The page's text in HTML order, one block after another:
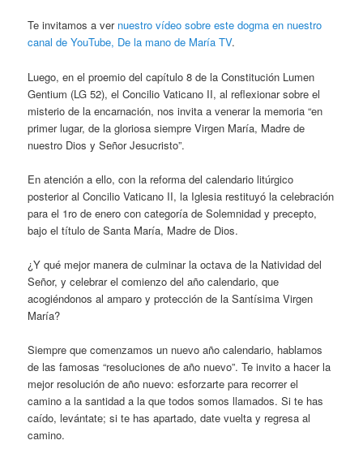
Te invitamos a ver nuestro vídeo sobre este dogma en nuestro
canal de YouTube, De la mano de María TV.
Luego, en el proemio del capítulo 8 de la Constitución Lumen
Gentium (LG 52), el Concilio Vaticano II, al reflexionar sobre el
misterio de la encarnación, nos invita a venerar la memoria “en
primer lugar, de la gloriosa siempre Virgen María, Madre de
nuestro Dios y Señor Jesucristo”.
En atención a ello, con la reforma del calendario litúrgico
posterior al Concilio Vaticano II, la Iglesia restituyó la celebración
para el 1ro de enero con categoría de Solemnidad y precepto,
bajo el título de Santa María, Madre de Dios.
¿Y qué mejor manera de culminar la octava de la Natividad del
Señor, y celebrar el comienzo del año calendario, que
acogiéndonos al amparo y protección de la Santísima Virgen
María?
Siempre que comenzamos un nuevo año calendario, hablamos
de las famosas “resoluciones de año nuevo”. Te invito a hacer la
mejor resolución de año nuevo: esforzarte para recorrer el
camino a la santidad a la que todos somos llamados. Si te has
caído, levántate; si te has apartado, date vuelta y regresa al
camino.